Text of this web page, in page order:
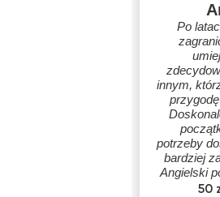
Po
innym,
potrzeby
bardziej
Angielski
50